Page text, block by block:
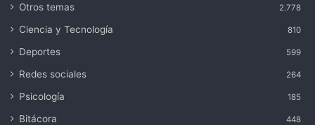
Otros temas 2.778
Ciencia y Tecnología 810
Deportes 599
Redes sociales 264
Psicología 185
Bitácora 448